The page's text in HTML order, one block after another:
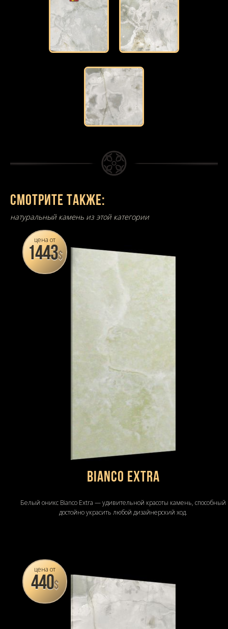
Смотрите также:
натуральный камень из этой категории
цена от
1443$
Bianco Extra
Белый оникс Bianco Extra — удивительной красоты камень, способный
достойно украсить любой дизайнерский ход.
цена от
440$